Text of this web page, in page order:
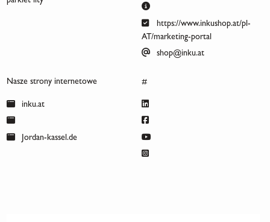
https://www.inkushop.at/pl-
AT/marketing-portal
shop@inku.at
Nasze strony internetowe
inku.at
Jordan-kassel.de
#